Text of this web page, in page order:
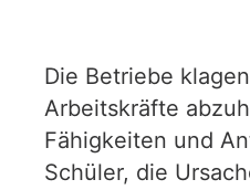
Die Betriebe
Arbeitskräfte
Fähigkeiten und
Schüler, die